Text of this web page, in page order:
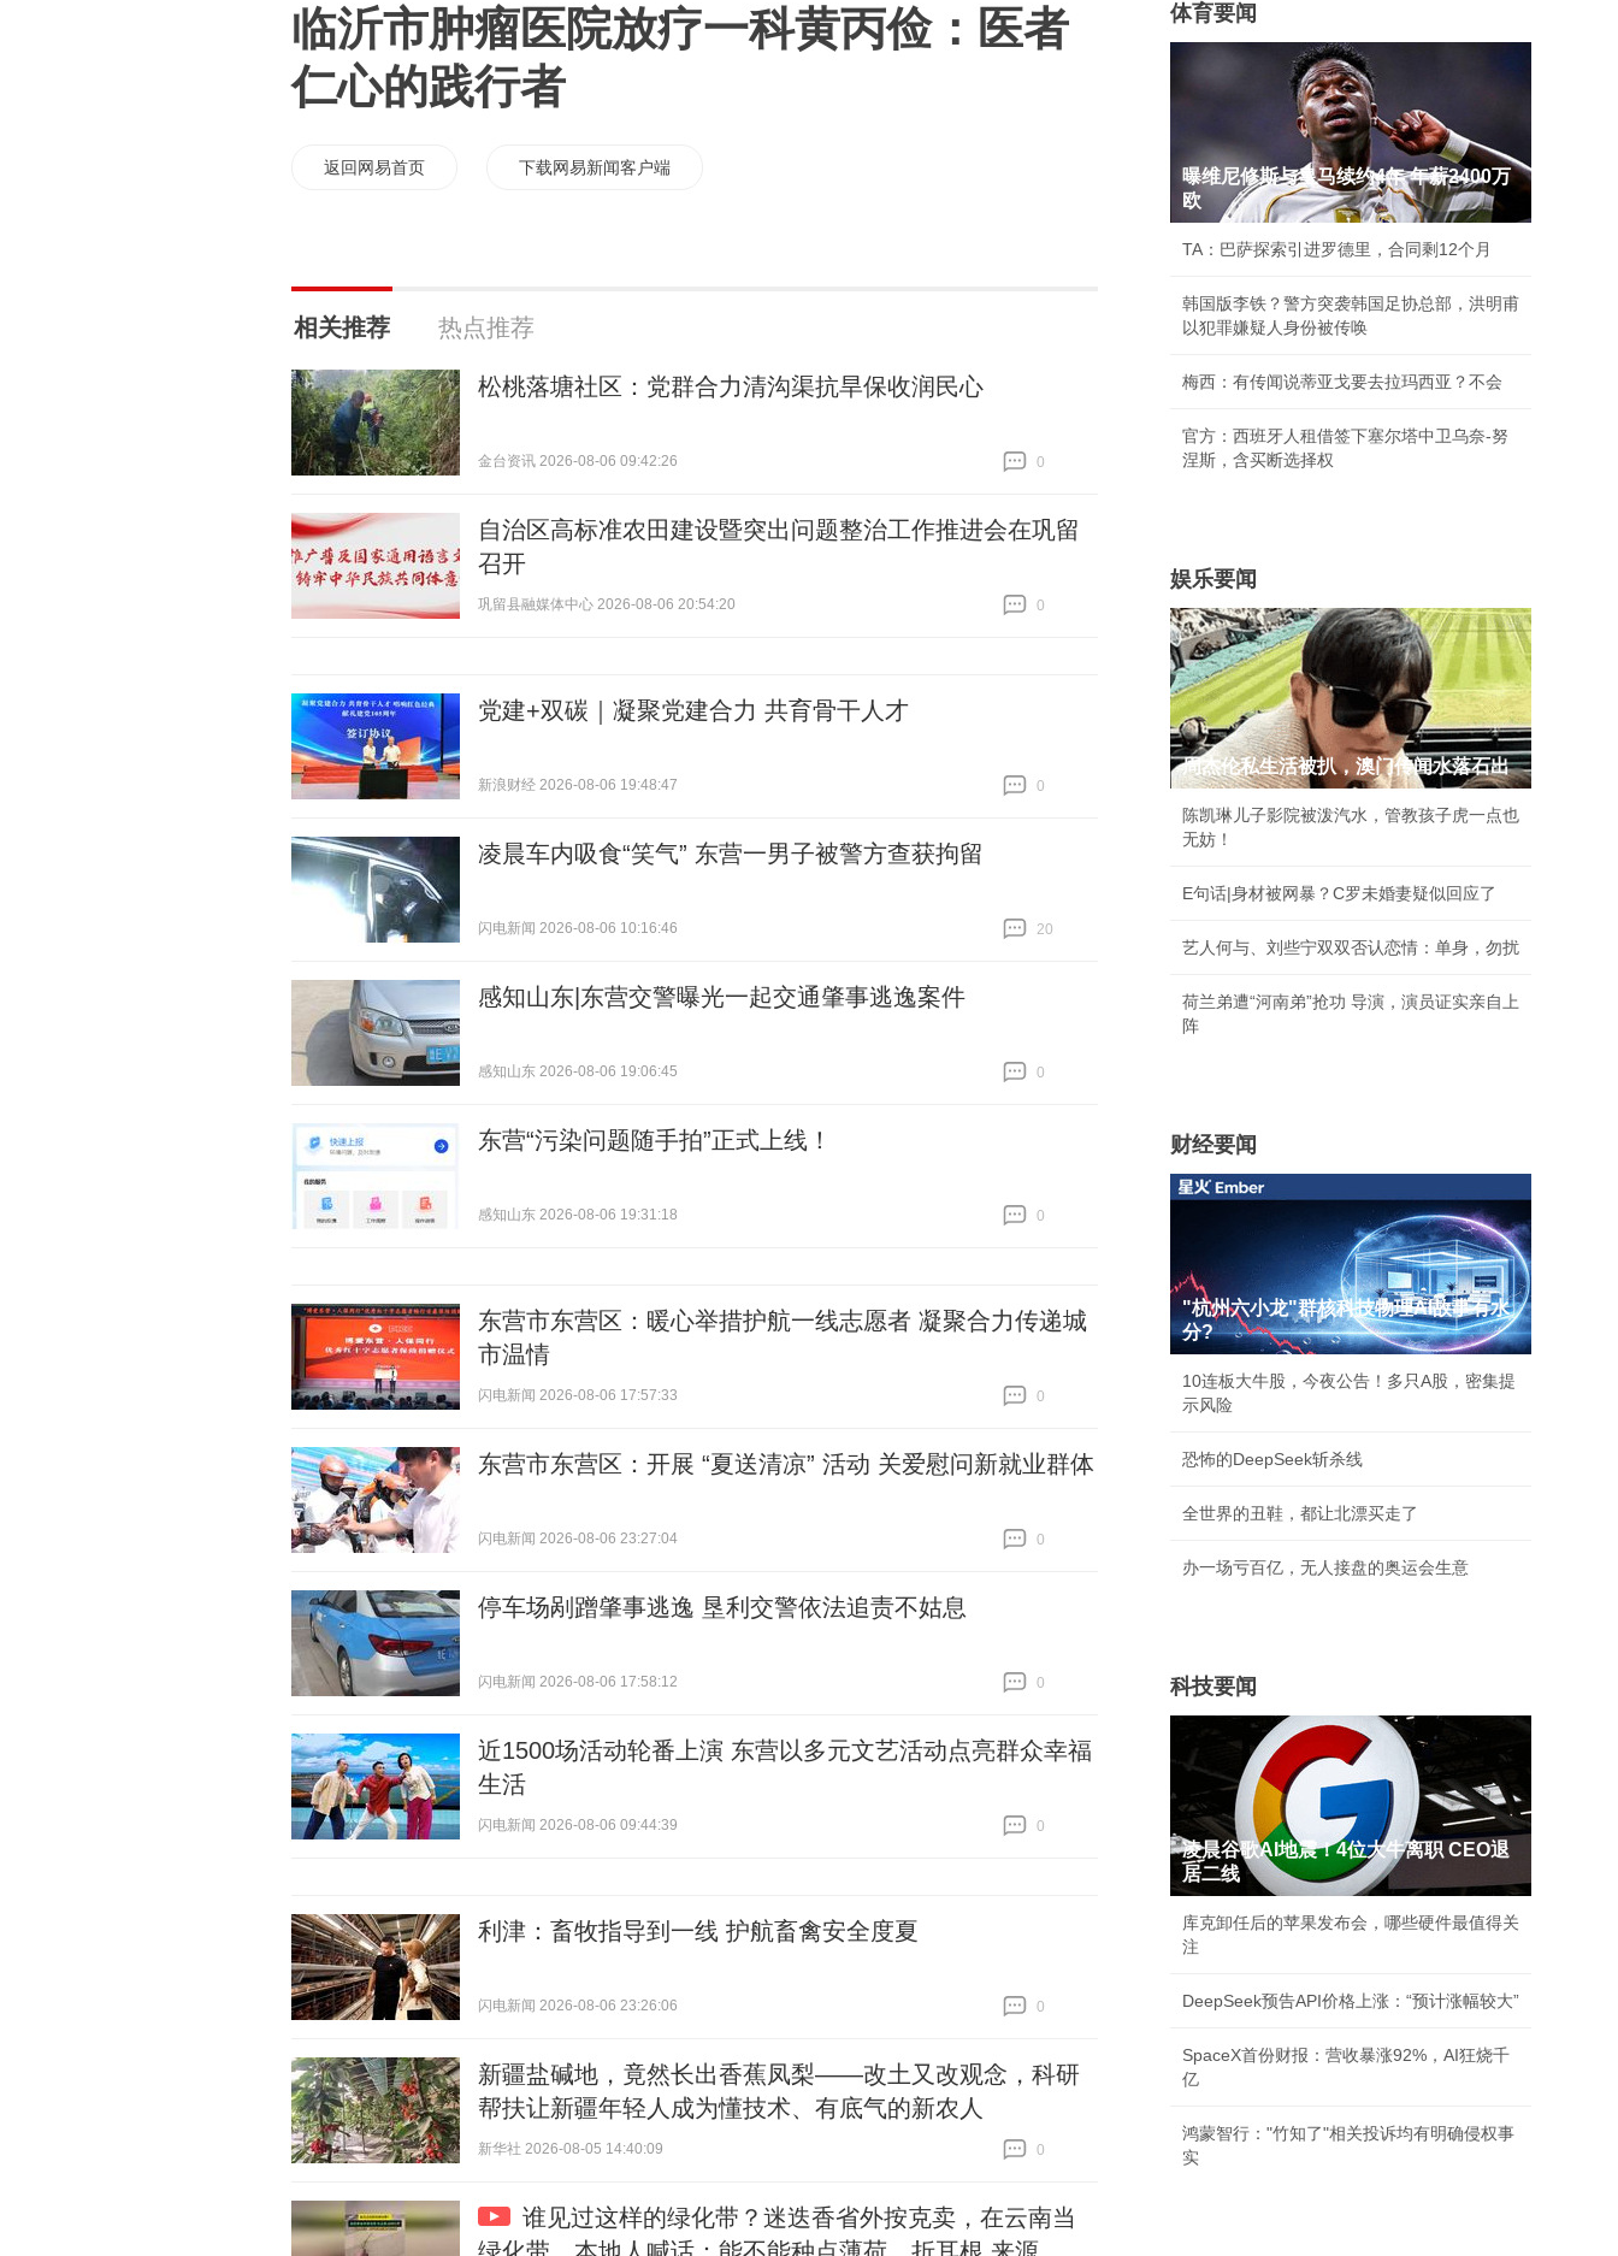
临沂市肿瘤医院放疗一科黄丙俭：医者
仁心的践行者
返回网易首页 下载网易新闻客户端
相关推荐 热点推荐
松桃落塘社区：党群合力清沟渠抗旱保收润民心
金台资讯 2026-08-06 09:42:26
0
自治区高标准农田建设暨突出问题整治工作推进会在巩留
召开
巩留县融媒体中心 2026-08-06 20:54:20
0
党建+双碳｜凝聚党建合力 共育骨干人才
新浪财经 2026-08-06 19:48:47
0
凌晨车内吸食“笑气” 东营一男子被警方查获拘留
闪电新闻 2026-08-06 10:16:46
20
感知山东|东营交警曝光一起交通肇事逃逸案件
感知山东 2026-08-06 19:06:45
0
东营“污染问题随手拍”正式上线！
感知山东 2026-08-06 19:31:18
0
东营市东营区：暖心举措护航一线志愿者 凝聚合力传递城
市温情
闪电新闻 2026-08-06 17:57:33
0
东营市东营区：开展 “夏送清凉” 活动 关爱慰问新就业群体
闪电新闻 2026-08-06 23:27:04
0
停车场剐蹭肇事逃逸 垦利交警依法追责不姑息
闪电新闻 2026-08-06 17:58:12
0
近1500场活动轮番上演 东营以多元文艺活动点亮群众幸福
生活
闪电新闻 2026-08-06 09:44:39
0
利津：畜牧指导到一线 护航畜禽安全度夏
闪电新闻 2026-08-06 23:26:06
0
新疆盐碱地，竟然长出香蕉凤梨——改土又改观念，科研
帮扶让新疆年轻人成为懂技术、有底气的新农人
新华社 2026-08-05 14:40:09
0
谁见过这样的绿化带？迷迭香省外按克卖，在云南当
体育要闻
曝维尼修斯与皇马续约4年 年薪2400万
欧
TA：巴萨探索引进罗德里，合同剩12个月
韩国版李铁？警方突袭韩国足协总部，洪明甫
以犯罪嫌疑人身份被传唤
梅西：有传闻说蒂亚戈要去拉玛西亚？不会
官方：西班牙人租借签下塞尔塔中卫乌奈-努
涅斯，含买断选择权
娱乐要闻
周杰伦私生活被扒，澳门传闻水落石出
陈凯琳儿子影院被泼汽水，管教孩子虎一点也
无妨！
E句话|身材被网暴？C罗未婚妻疑似回应了
艺人何与、刘些宁双双否认恋情：单身，勿扰
荷兰弟遭“河南弟”抢功 导演，演员证实亲自上
阵
财经要闻
"杭州六小龙"群核科技物理AI故事有水
分?
10连板大牛股，今夜公告！多只A股，密集提
示风险
恐怖的DeepSeek斩杀线
全世界的丑鞋，都让北漂买走了
办一场亏百亿，无人接盘的奥运会生意
科技要闻
凌晨谷歌AI地震！4位大牛离职 CEO退
居二线
库克卸任后的苹果发布会，哪些硬件最值得关
注
DeepSeek预告API价格上涨：“预计涨幅较大”
SpaceX首份财报：营收暴涨92%，AI狂烧千
亿
鸿蒙智行："竹知了"相关投诉均有明确侵权事
实